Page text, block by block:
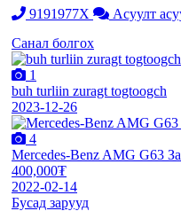
9191977X
Асуулт
Санал болгох
1
buh turliin zuragt togtoogch
2023-12-26
4
Mercedes-Benz AMG G63
400,000₮
2022-02-14
Бусад зарууд